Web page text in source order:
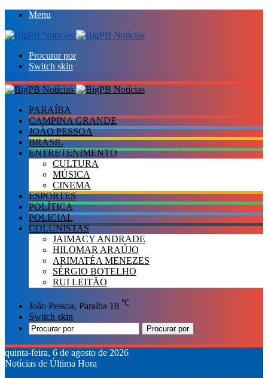
Menu
Procurar por
Switch skin
PARAÍBA
CAMPINA GRANDE
JOÃO PESSOA
BRASIL
ENTRETENIMENTO
CULTURA
MÚSICA
CINEMA
ESPORTES
POLÍTICA
POLICIAL
COLUNISTAS
JAIMACY ANDRADE
HILOMAR ARAÚJO
ARIMATÉA MENEZES
SÉRGIO BOTELHO
RUI LEITÃO
João Pessoa, Paraíba 18 ℃
Switch skin
Procurar por
quinta-feira, 6 de agosto de 2026
Notícias de Última Hora